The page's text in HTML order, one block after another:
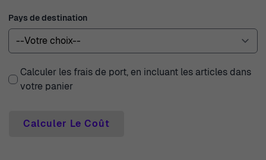
Pays de destination
Calculer les frais de port, en incluant les articles dans
votre panier
Calculer Le Coût